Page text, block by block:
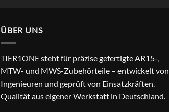
ÜBER UNS
TIER1ONE steht für präzise gefertigte AR15-,
MTW- und MWS-Zubehörteile – entwickelt von
Ingenieuren und geprüft von Einsatzkräften.
Qualität aus eigener Werkstatt in Deutschland.